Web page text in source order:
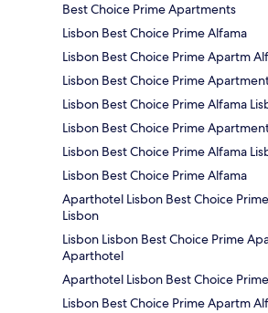
Best Choice Prime Apartments
Lisbon Best Choice Prime Alfama
Lisbon Best Choice Prime Apartm
Lisbon Best Choice Prime
Lisbon Best Choice Prime Alfama
Lisbon Best Choice Prime
Lisbon Best Choice Prime Alfama
Lisbon Best Choice Prime Alfama
Aparthotel Lisbon Best Choice
Lisbon
Lisbon Lisbon Best Choice Prime
Aparthotel
Aparthotel Lisbon Best Choice
Lisbon Best Choice Prime Apartm